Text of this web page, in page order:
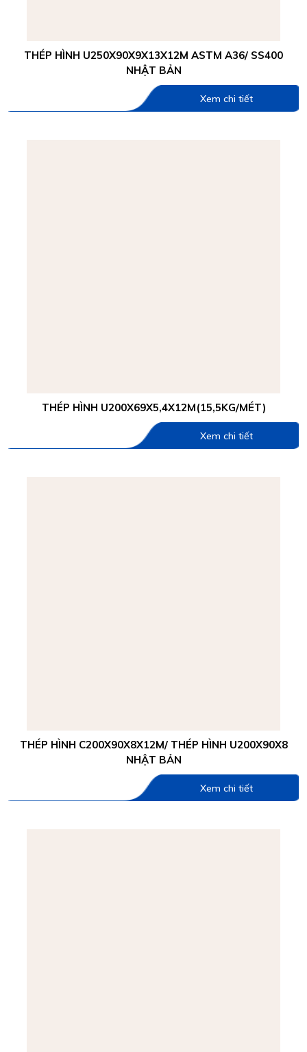
THÉP HÌNH U250X90X9X13X12M ASTM A36/ SS400
NHẬT BẢN
Xem chi tiết
THÉP HÌNH U200X69X5,4X12M(15,5KG/MÉT)
Xem chi tiết
THÉP HÌNH C200X90X8X12M/ THÉP HÌNH U200X90X8
NHẬT BẢN
Xem chi tiết